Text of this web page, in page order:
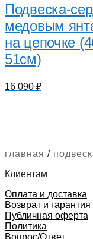
Подвеска-
медовым
на цепочке
51см)
16 090 ₽
главная /
Клиентам
Оплата и доставка
Возврат и гарантия
Публичная оферта
Политика
Вопрос/Ответ